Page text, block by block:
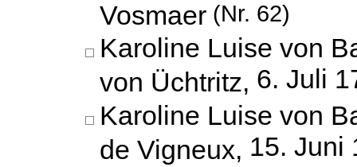
Vosmaer (Nr. 62)
Karoline Luise von
von Üchtritz, 6. Juli
Karoline Luise von
de Vigneux, 15. Juni